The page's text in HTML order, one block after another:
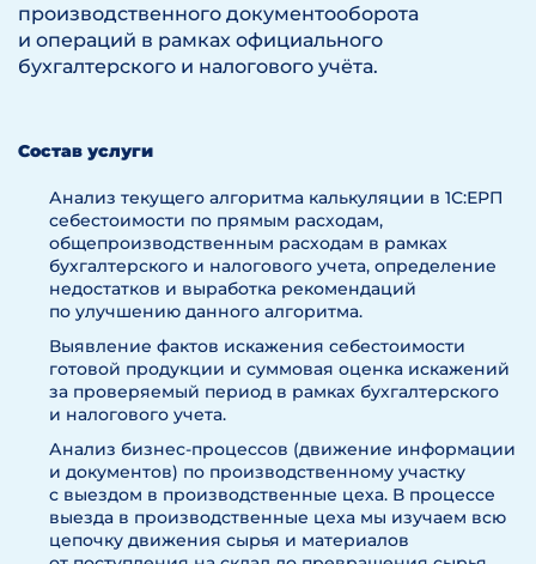
производственного документооборота
и операций в рамках официального
бухгалтерского и налогового учёта.
Состав услуги
Анализ текущего алгоритма калькуляции в 1С:ЕРП
себестоимости по прямым расходам,
общепроизводственным расходам в рамках
бухгалтерского и налогового учета, определение
недостатков и выработка рекомендаций
по улучшению данного алгоритма.
Выявление фактов искажения себестоимости
готовой продукции и суммовая оценка искажений
за проверяемый период в рамках бухгалтерского
и налогового учета.
Анализ бизнес-процессов (движение информации
и документов) по производственному участку
с выездом в производственные цеха. В процессе
выезда в производственные цеха мы изучаем всю
цепочку движения сырья и материалов